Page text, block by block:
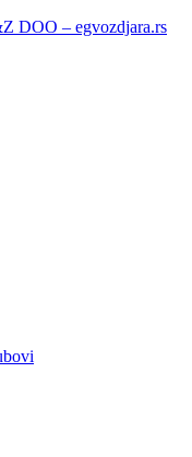
DOO – egvozdjara.rs